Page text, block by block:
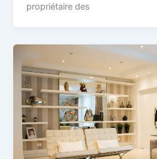
propriétaire des